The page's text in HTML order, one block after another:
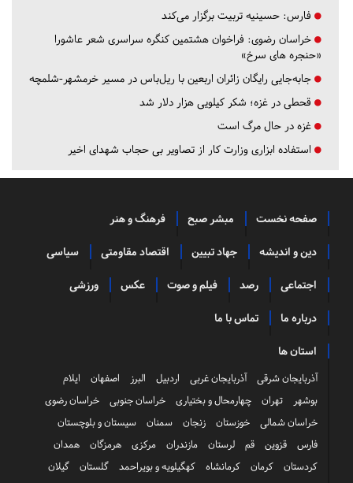
فارس: حسینیه تربیت برگزار می‌کند
خراسان رضوی: فراخوان هشتمین کنگره سراسری شعر عاشورا
«حنجره های سرخ»
جابه‌جایی رایگان زائران اربعین با ریل‌باس در مسیر خرمشهر-شلمچه
قحطی در غزه؛ شکر کیلویی هزار دلار شد
غزه در حال مرگ است
استفاده ابزاری وزارت کار از تصاویر بی حجاب شهدای اخیر
صفحه نخست مبشر صبح فرهنگ و هنر
دین و اندیشه جهاد تبیین اقتصاد مقاومتی سیاسی
اجتماعی رصد فیلم و صوت عکس ورزشی
درباره ما تماس با ما
استان ها
آذربایجان شرقی آذربایجان غربی اردبیل البرز اصفهان
ایلام
بوشهر
تهران چهارمحال و بختیاری خراسان جنوبی
خراسان رضوی
خراسان شمالی
خوزستان زنجان سمنان
سیستان و بلوچستان
فارس
قزوین قم لرستان مازندران مرکزی هرمزگان
همدان
کردستان
کرمان کرمانشاه کهگیلویه و بویراحمد گلستان
گیلان